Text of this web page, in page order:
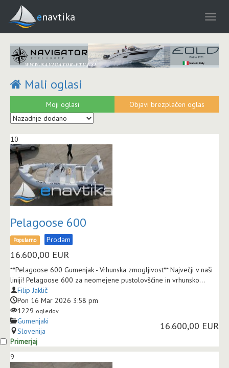
enavtika
Mali oglasi
Objavi brezplačen oglas
Moji oglasi
10
Pelagoose 600
Popularno Prodam
16.600,00 EUR
**Pelagoose 600 Gumenjak - Vrhunska zmogljivost** Največji v naši
liniji! Pelagoose 600 za neomejene pustolovščine in vrhunsko...
Filip Jaklič
Pon 16 Mar 2026 3:58 pm
1229 ogledov
16.600,00 EUR
Gumenjaki
Slovenija
Primerjaj
9